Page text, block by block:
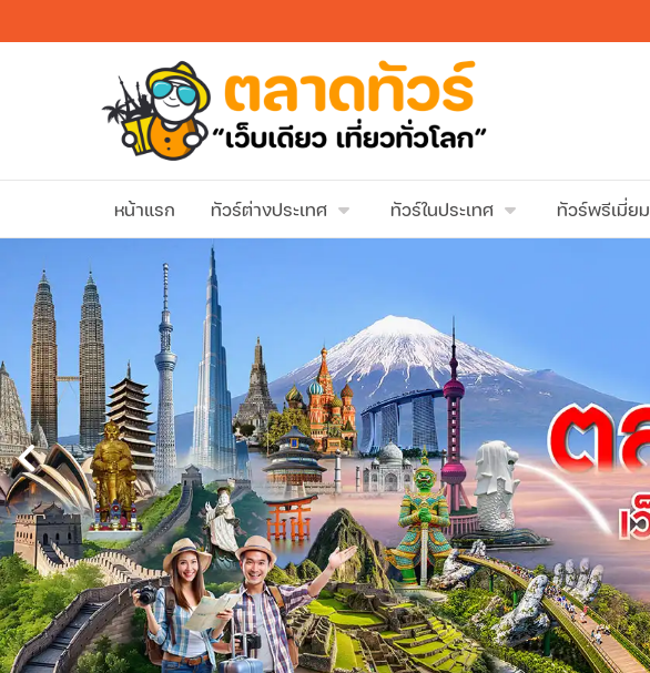
หน้าแรก ทัวร์ต่างประเทศ ทัวร์ในประเทศ ทัวร์พรีเมี่ยม